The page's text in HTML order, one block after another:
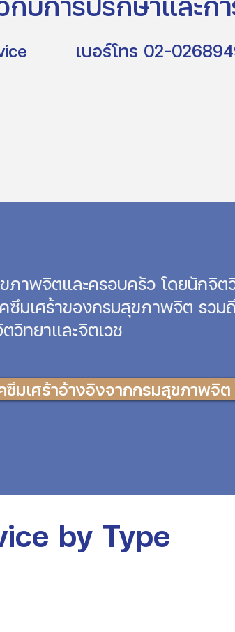
เบอร์โทร 02-
ภาพจิตและครอบครัว โดยนักจิ
ซึมเศร้าของกรมสุขภาพจิต รวม
วิทยาและจิตเวช
ซึมเศร้าอ้างอิงจากกรมสุขภาพจิต
by Type